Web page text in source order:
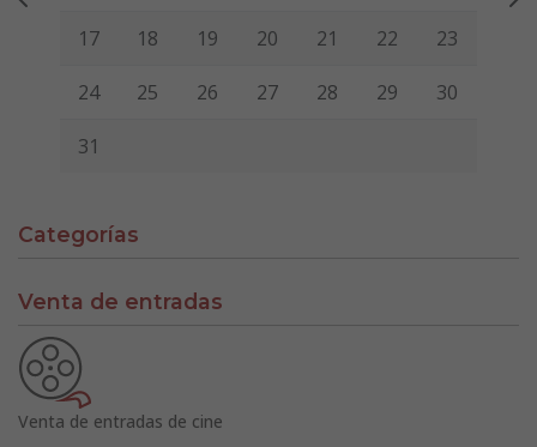
17 18 19 20 21 22 23
24 25 26 27 28 29 30
31
Categorías
Venta de entradas
Venta de entradas de cine